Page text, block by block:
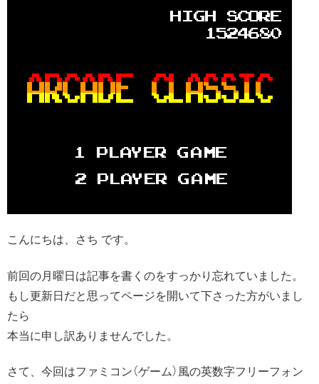
こんにちは、さち です。
前回の月曜日は記事を書くのをすっかり忘れていました。
もし更新日だと思ってページを開いて下さった方がいまし
たら
本当に申し訳ありませんでした。
さて、今回はファミコン（ゲーム）風の英数字フリーフォン